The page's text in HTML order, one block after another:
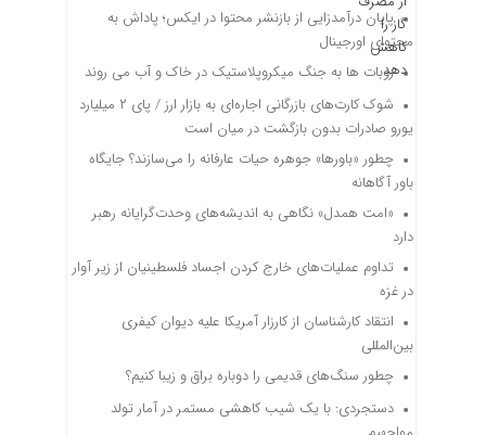
پایان درآمدزایی از بازنشر محتوا در ایکس؛ پاداش به
محتوای اورجینال
روبات ها به جنگ میکروپلاستیک در خاک و آب می روند
شوک کارت‌های بازرگانی اجاره‌ای به بازار ارز / پای ۲ میلیارد
یورو صادرات بدون بازگشت در میان است
چطور «باورها» جوهره حیات عارفانه را می‌سازند؟ جایگاه
باور آگاهانه
«امت همدل» نگاهی به اندیشه‌های وحدت‌گرایانه رهبر
دارد
تداوم عملیات‌های خارج کردن اجساد فلسطینیان از زیر آوار
در غزه
انتقاد کارشناسان از کارزار آمریکا علیه دیوان کیفری
بین‌المللی
چطور سنگ‌های قدیمی را دوباره براق و زیبا کنیم؟
دستجردی: با یک شیب کاهشی مستمر در آمار تولد